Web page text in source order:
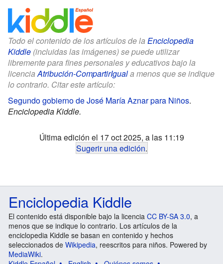
Todo el contenido de los artículos de la Enciclopedia
Kiddle (incluidas las imágenes) se puede utilizar
libremente para fines personales y educativos bajo la
licenciaAtribución-CompartirIguala menos que se indique
lo contrario. Citar este artículo:
Segundo gobierno de José María Aznar para Niños.
Enciclopedia Kiddle.
Última edición el 17 oct 2025, a las 11:19
Sugerir una edición.
Enciclopedia Kiddle
El contenido está disponible bajo la licencia CC BY-SA 3.0, a
menos que se indique lo contrario. Los artículos de la
enciclopedia Kiddle se basan en contenido y hechos
seleccionados de Wikipedia, reescritos para niños. Powered by
MediaWiki.